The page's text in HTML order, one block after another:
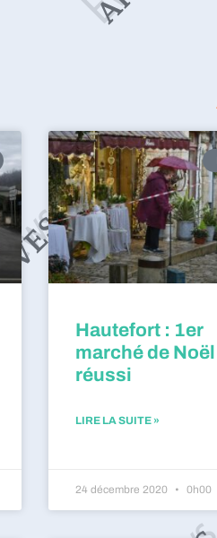
Hautefort : 1er
marché de Noël
réussi
LIRE LA SUITE »
24 décembre 2020 0h00